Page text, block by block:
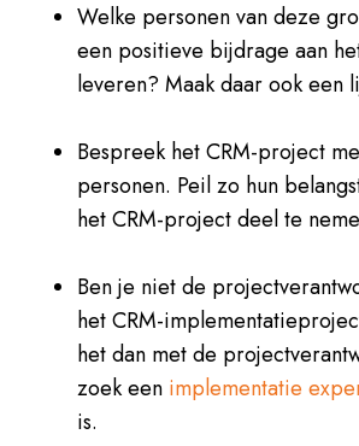
Welke personen van deze
een positieve bijdrage aan
leveren? Maak daar ook een
Bespreek het CRM-project
personen. Peil zo hun
het CRM-project deel te
Ben je niet de
het CRM-
het dan met de
zoek een implementatie
is.